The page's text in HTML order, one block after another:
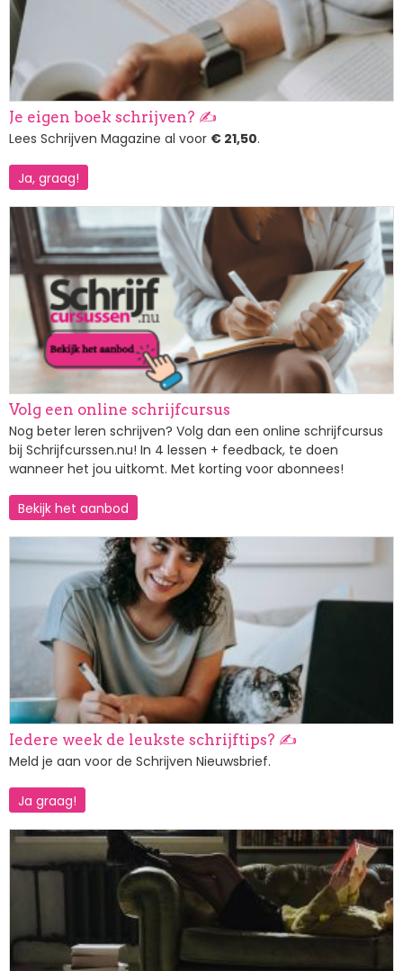
Je eigen boek schrijven? ✍️
Lees Schrijven Magazine al voor € 21,50.
Ja, graag!
Afbeelding
Volg een online schrijfcursus
Nog beter leren schrijven? Volg dan een online schrijfcursus
bij Schrijfcurssen.nu! In 4 lessen + feedback, te doen
wanneer het jou uitkomt. Met korting voor abonnees!
Bekijk het aanbod
Iedere week de leukste schrijftips? ✍️
Meld je aan voor de Schrijven Nieuwsbrief.
Ja graag!
Afbeelding